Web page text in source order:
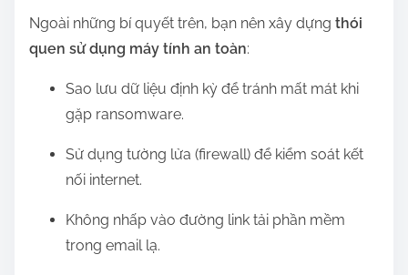
Ngoài những bí quyết trên, bạn nên xây dựng thói
quen sử dụng máy tính an toàn:
Sao lưu dữ liệu định kỳ để tránh mất mát khi
gặp ransomware.
Sử dụng tường lửa (firewall) để kiểm soát kết
nối internet.
Không nhấp vào đường link tải phần mềm
trong email lạ.